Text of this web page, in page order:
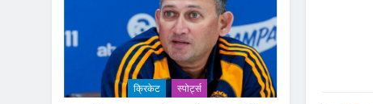
क्रिकेट ‎स्पोर्ट्स